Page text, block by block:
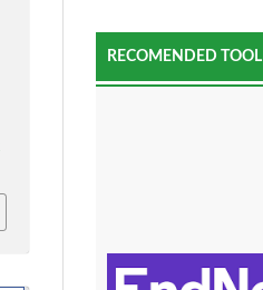
RECOMENDED TOOL